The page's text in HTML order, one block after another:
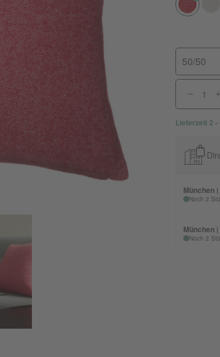
50/50
Lieferzeit 2 -
München
Noch 2
München
Noch 2